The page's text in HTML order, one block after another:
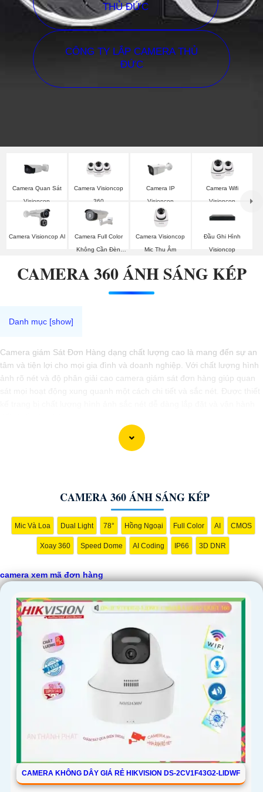
THỦ ĐỨC
CÔNG TY LẮP CAMERA THỦ
ĐỨC
Camera Quan Sát
Visioncop
Camera Visioncop
360
Camera IP
Visioncop
Camera Wifi
Visioncop
Camera Visioncop Al
Camera Full Color
Không Cần Đèn
Camera Visioncop
Mic Thu Âm
Đầu Ghi Hình
Visioncop
CAMERA 360 ÁNH SÁNG KÉP
Camera giám Sát Đơn Hàng dạng chất lượng cao là mang đến sự an
tâm và tiện lợi cho mọi gia đình và doanh nghiệp. Với chất lượng hình
ảnh rõ nét và độ phân giải cao camera giám sát đơn hàng giúp quan
CAMERA 360 ÁNH SÁNG KÉP
Mic Và Loa Dual Light 78° Hồng Ngoại Full Color AI CMOS
Xoay 360 Speed Dome AI Coding IP66 3D DNR
camera xem mã đơn hàng
CAMERA KHÔNG DÂY GIÁ RẺ HIKVISION DS-2CV1F43G2-LIDWF